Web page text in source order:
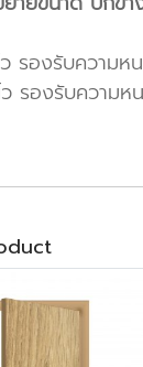
รองรับความห
รองรับความห